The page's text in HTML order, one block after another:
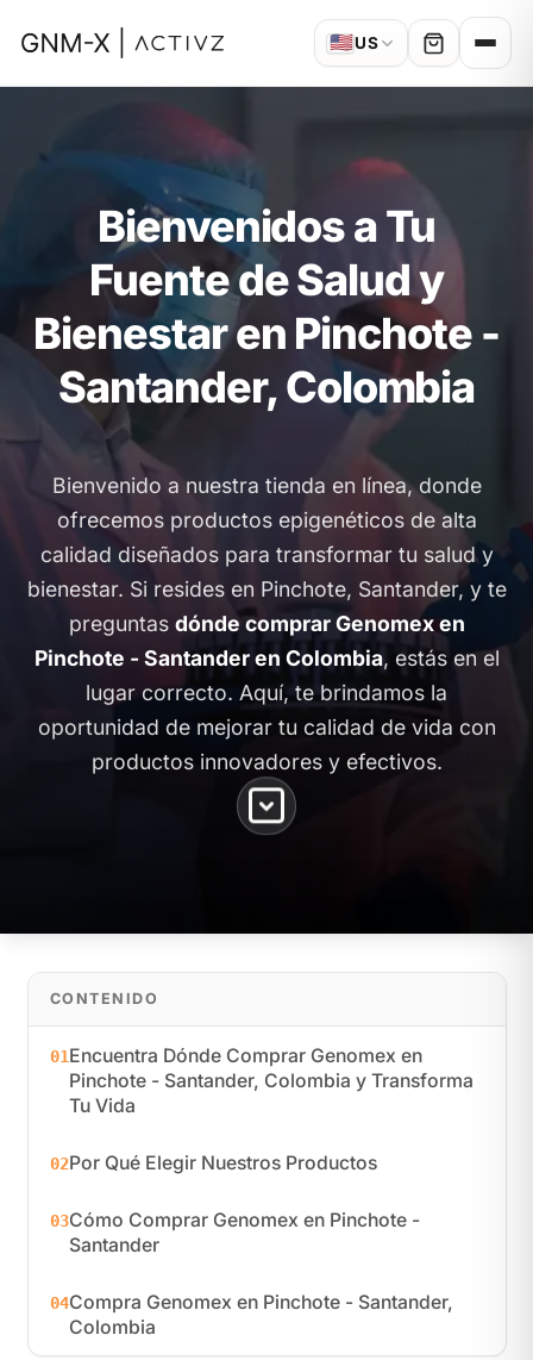
🇺🇸US
Bienvenidos a Tu
Fuente de Salud y
Bienestar en Pinchote -
Santander, Colombia
Bienvenido a nuestra tienda en línea, donde
ofrecemos productos epigenéticos de alta
calidad diseñados para transformar tu salud y
bienestar. Si resides en Pinchote, Santander, y te
preguntas dónde comprar Genomex en
Pinchote - Santander en Colombia, estás en el
lugar correcto. Aquí, te brindamos la
oportunidad de mejorar tu calidad de vida con
productos innovadores y efectivos.
CONTENIDO
01Encuentra Dónde Comprar Genomex en
Pinchote - Santander, Colombia y Transforma
Tu Vida
02Por Qué Elegir Nuestros Productos
03Cómo Comprar Genomex en Pinchote -
Santander
04Compra Genomex en Pinchote - Santander,
Colombia